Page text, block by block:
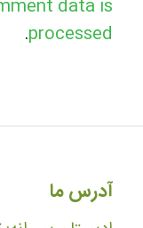
data is
processed
.
آدرس ما